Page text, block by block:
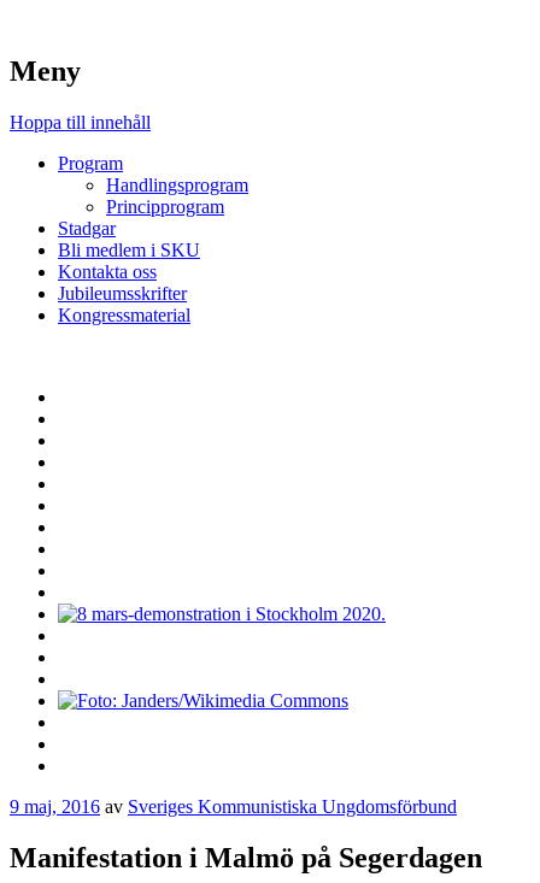
Meny
Hoppa till innehåll
Program
Handlingsprogram
Principprogram
Stadgar
Bli medlem i SKU
Kontakta oss
Jubileumsskrifter
Kongressmaterial
9 maj, 2016 av Sveriges Kommunistiska Ungdomsförbund
Manifestation i Malmö på Segerdagen